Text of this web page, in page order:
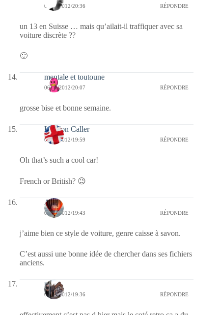
06/02/2012/20:36 RÉPONDRE
un 13 en Suisse … mais qu’ailait-il traffiquer avec sa
voiture discrète ??
🙂
mentale et toutoune
06/02/2012/20:07 RÉPONDRE
grosse bise et bonne semaine.
London Caller
06/02/2012/19:59 RÉPONDRE
Oh that’s such a cool car!
French or British? 😉
Ava
06/02/2012/19:43 RÉPONDRE
j’aime bien ce style de voiture, genre caisse à savon.
C’est aussi une bonne idée de chercher dans ses fichiers
anciens.
noel
06/02/2012/19:36 RÉPONDRE